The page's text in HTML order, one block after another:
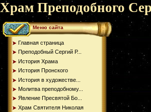
Храм Преподобного
Меню сайта
Главная страница
Преподобный Сергий Р...
История Храма
История Пронского
История в художестве...
Молитва преподобному...
Явление Пресвятой Бо...
Храм Святителя Николая